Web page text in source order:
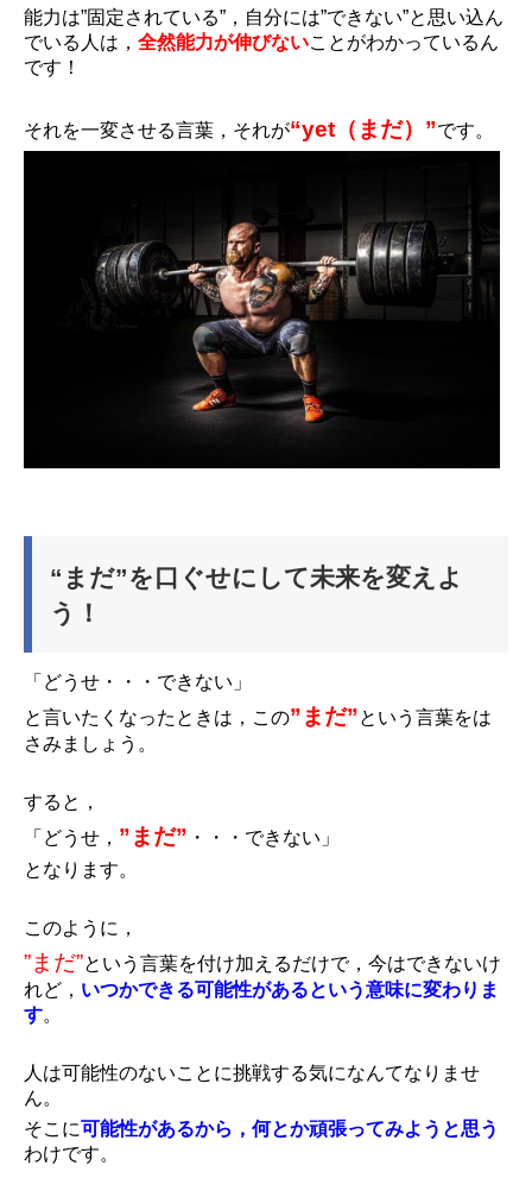
能力は”固定されている”，自分には”できない”と思い込ん
でいる人は， 全然能力が伸びないことがわかっているん
です！
それを一変させる言葉，それが“yet（まだ）”です。
“まだ”を口ぐせにして未来を変えよ
う！
「どうせ・・・できない」
と言いたくなったときは，この”まだ”という言葉をは
さみましょう。
すると，
「どうせ， ”まだ” ・・・できない」
となります。
このように，
”まだ”という言葉を付け加えるだけで，今はできないけ
れど， いつかできる可能性があるという意味に変わりま
す。
人は可能性のないことに挑戦する気になんてなりませ
ん。
そこに可能性があるから，何とか頑張ってみようと思う
わけです。